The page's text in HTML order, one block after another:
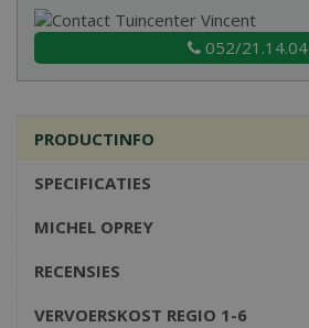
052/21.14.04
PRODUCTINFO
SPECIFICATIES
MICHEL OPREY
RECENSIES
VERVOERSKOST REGIO 1-6